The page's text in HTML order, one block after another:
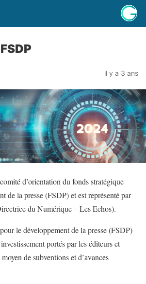
il y a 3 ans
d’orientation du fonds stratégique
de la presse (FSDP) et est représenté par
du Numérique – Les Echos).
le développement de la presse (FSDP)
portés par les éditeurs et
de subventions et d’avances